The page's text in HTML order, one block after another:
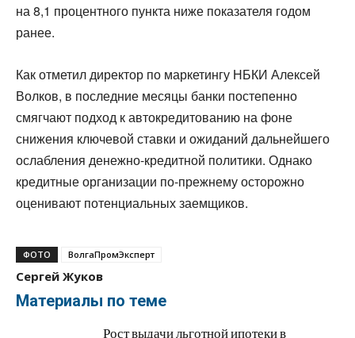
на 8,1 процентного пункта ниже показателя годом
ранее.
Как отметил директор по маркетингу НБКИ Алексей
Волков, в последние месяцы банки постепенно
смягчают подход к автокредитованию на фоне
снижения ключевой ставки и ожиданий дальнейшего
ослабления денежно-кредитной политики. Однако
кредитные организации по-прежнему осторожно
оценивают потенциальных заемщиков.
ФОТО ВолгаПромЭксперт
Сергей Жуков
Материалы по теме
Рост выдачи льготной ипотеки в